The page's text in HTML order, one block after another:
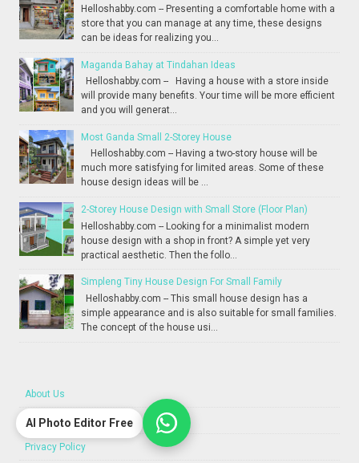
AI Photo Editor Free
Helloshabby.com -- Presenting a comfortable home with a
store that you can manage at any time, these designs
can be ideas for realizing you...
Maganda Bahay at Tindahan Ideas
Helloshabby.com -- Having a house with a store inside
will provide many benefits. Your time will be more efficient
and you will generat...
Most Ganda Small 2-Storey House
Helloshabby.com -- Having a two-story house will be
much more satisfying for limited areas. Some of these
house design ideas will be ...
2-Storey House Design with Small Store (Floor Plan)
Helloshabby.com -- Looking for a minimalist modern
house design with a shop in front? A simple yet very
practical aesthetic. Then the follo...
Simpleng Tiny House Design For Small Family
Helloshabby.com -- This small house design has a
simple appearance and is also suitable for small families.
The concept of the house usi...
About Us
Contact Us
Privacy Policy